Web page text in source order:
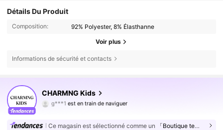
Détails Du Produit
Composition: 92% Polyester, 8% Élasthanne
Voir plus
Informations de sécurité et contacts
CHARMNG Kids
4,82
128K Suiveurs
g***1 est en train de naviguer
4,82 128K Suiveurs
Ce magasin est sélectionné comme un 「Boutique tendance」